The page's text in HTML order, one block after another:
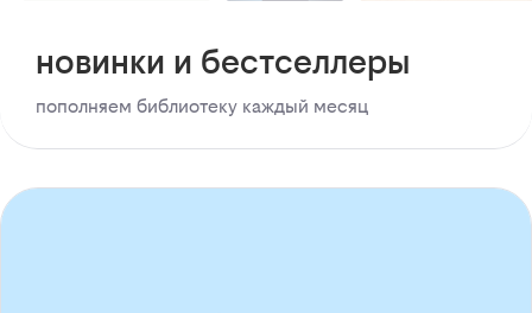
новинки и бестселлеры
пополняем библиотеку каждый месяц